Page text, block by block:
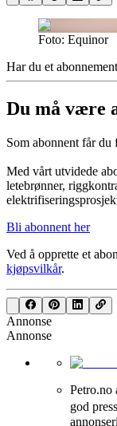
Foto: Equinor
Har du et
Du må være
Som abonnent får
Med vårt utvidede
letebrønner,
Bli abonnent her
Ved å opprette et
kjøpsvilkår.
Annonse
Annonse
Petro.no
god